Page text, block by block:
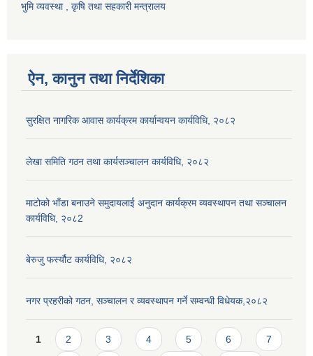
भुमि व्यवस्था , कृषि तथा सहकारी मन्त्रालय
ऐन, कानुन तथा निर्देशिका
सुरक्षित नागरिक आवास कार्यक्रम कार्यान्वयन कार्यविधि, २०८२
लेखा समिति गठन तथा कार्यसञ्चालन कार्यविधि, २०८२
माटोको भाँडा बनाउने समुदायलाई अनुदान कार्यक्रम व्यवस्थापन तथा सञ्चालन
कार्यविधि, २०८2
बेरुजु फर्स्यौट कार्यविधि, २०८२
नगर प्रहरीको गठन, सञ्चालन र व्यवस्थापन गर्ने सम्वन्धी विधेयक,२०८२
Pages
1 2 3 4 5 6 7